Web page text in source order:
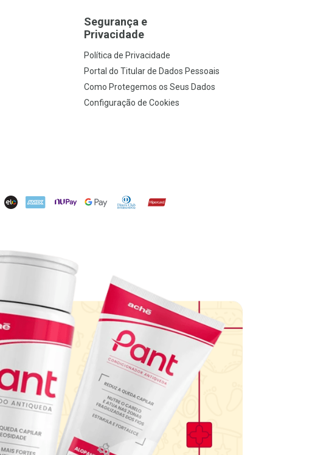
Segurança e
Privacidade
Política de Privacidade
Portal do Titular de Dados Pessoais
Como Protegemos os Seus Dados
Configuração de Cookies
ELO AMEX NuPay Google PayDiners ClubHipercard